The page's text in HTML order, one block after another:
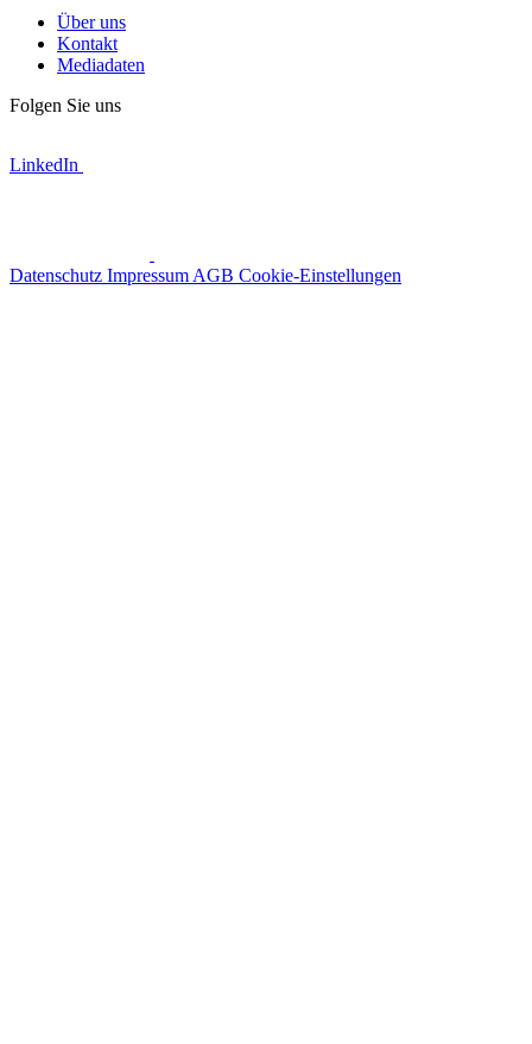
Über uns
Kontakt
Mediadaten
Folgen Sie uns
LinkedIn
Datenschutz Impressum AGB Cookie-Einstellungen